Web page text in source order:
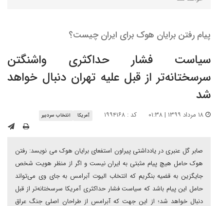
پیام رفتن برایان هوک برای ایران چیست؟
سیاست فشار حداکثری واشنگتن
سرسختانه‌تر از قبل علیه تهران دنبال خواهد
شد
کد : ۱۹۹۴۱۶۸ آمریکا انتخاب سردبیر
صابر گل عنبری در یادداشتی پیراون استفعای برایان هوک می نویسد: رفتن
هوک حامل هیچ پیام مثبتی به ایران نیست و اگر از منظر هویت شخص
جایگزین به قضیه بنگریم که انتخاب الیوت آبرامس به جای وی می‌تواند
حامل این پیام باشد که سیاست فشار حداکثری آمریکا سرسختانه‌تر از قبل
دنبال خواهد شد؛ از این جهت که آبرامس از طراحان اصلی جنگ عراق